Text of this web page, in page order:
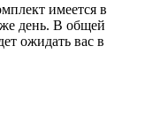
имеется в
же день. В общей
ожидать вас в